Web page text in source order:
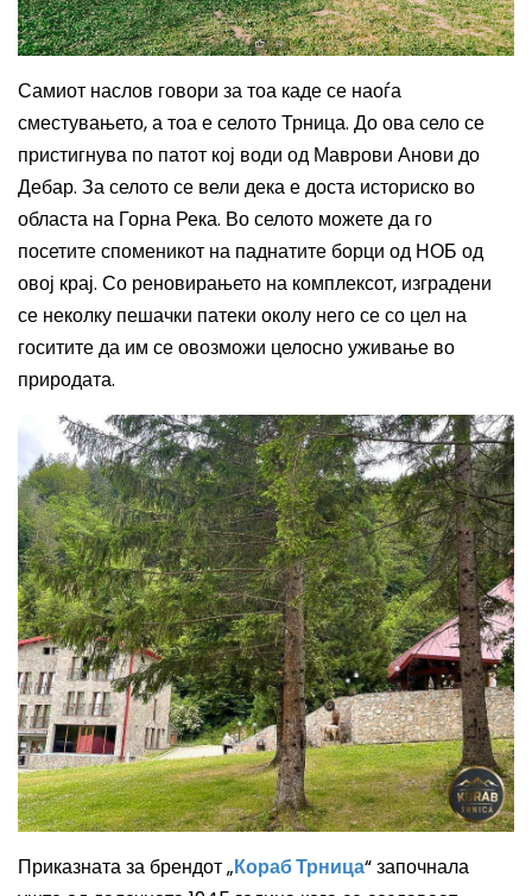
Самиот наслов говори за тоа каде се наоѓа
сместувањето, а тоа е селото Трница. До ова село се
пристигнува по патот кој води од Маврови Анови до
Дебар. За селото се вели дека е доста историско во
областа на Горна Река. Во селото можете да го
посетите споменикот на паднатите борци од НОБ од
овој крај. Со реновирањето на комплексот, изградени
се неколку пешачки патеки околу него се со цел на
госитите да им се овозможи целосно уживање во
природата.
Приказната за брендот „Кораб Трница“ започнала